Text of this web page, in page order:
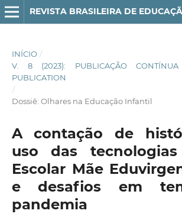
REVISTA BRASILEIRA DE
INÍCIO /
V. 8 (2023): PUBLICAÇÃO
PUBLICATION
/
Dossiê: Olhares na Educação Infantil
A contação de
uso das
Escolar Mãe
e desafios em
pandemia